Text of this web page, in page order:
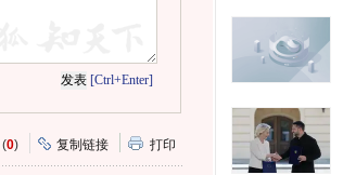
[Ctrl+Enter]
(0) 复制链接 打印